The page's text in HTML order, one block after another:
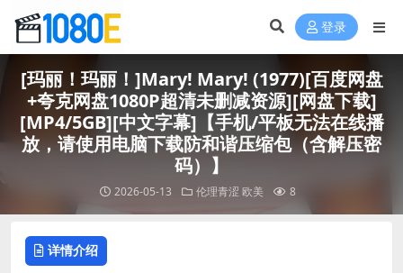
登录
[玛丽！玛丽！]Mary! Mary! (1977)[百度网盘
+夸克网盘1080P超清未删减资源][网盘下载]
[MP4/5GB][中文字幕]【手机/平板无法在线播
放，请使用电脑下载防和谐压缩包（含解压密
码）】
2026-05-13 伦理青涩 欧美 8
详情介绍